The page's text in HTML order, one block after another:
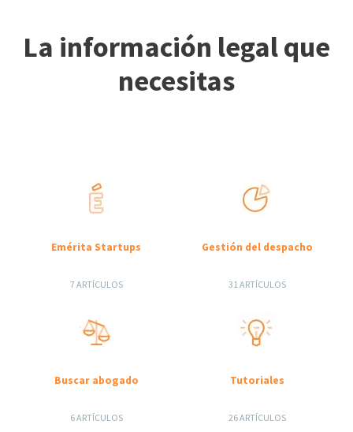
La información legal que
necesitas
Emérita Startups
7 ARTÍCULOS
Gestión del despacho
31 ARTÍCULOS
Buscar abogado
6 ARTÍCULOS
Tutoriales
26 ARTÍCULOS